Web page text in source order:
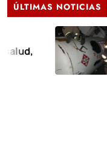
ÚLTIMAS NOTICIAS